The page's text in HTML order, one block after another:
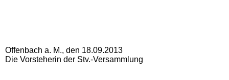
Offenbach a. M., den 18.09.2013
Die Vorsteherin der Stv.-Versammlung